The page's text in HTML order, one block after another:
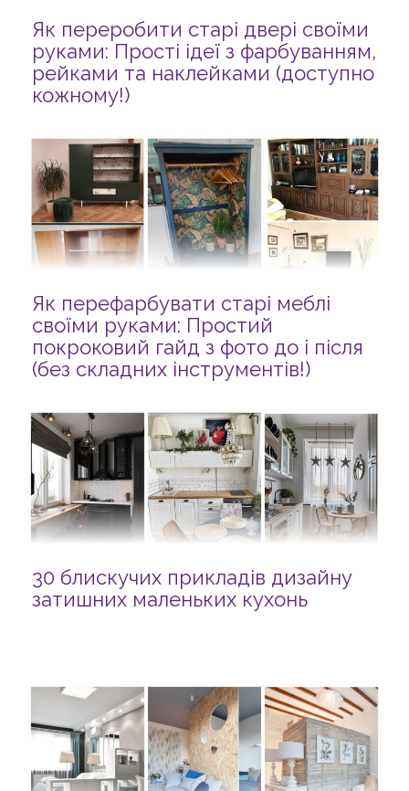
Як переробити старі двері своїми
руками: Прості ідеї з фарбуванням,
рейками та наклейками (доступно
кожному!)
Як перефарбувати старі меблі
своїми руками: Простий
покроковий гайд з фото до і після
(без складних інструментів!)
30 блискучих прикладів дизайну
затишних маленьких кухонь